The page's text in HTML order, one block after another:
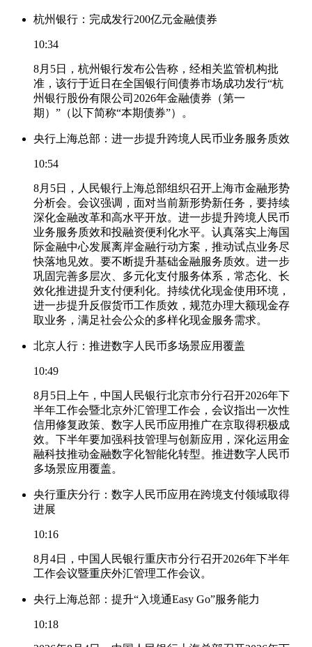
杭州银行：完成发行200亿元金融债券
10:34
8月5日，杭州银行发布公告称，经相关监管机构批
准，该行于近日在全国银行间债券市场成功发行“杭
州银行股份有限公司2026年金融债券（第一
期）”（以下简称“本期债券”）。
央行上海总部：进一步提升跨境人民币业务服务质效
10:54
8月5日，人民银行上海总部组织召开上海市金融形势
分析会。会议强调，面对当前新形势新任务，要持续
深化金融改革和高水平开放。进一步提升跨境人民币
业务服务质效和投融资便利化水平。认真落实上海国
际金融中心发展离岸金融行动方案，推动试点业务尽
快落地见效。要不断提升基础金融服务质效。进一步
巩固完善多层次、多元化支付服务体系，常态化、长
效化推进提升支付便利化。持续优化现金使用环境，
进一步提升反假货币工作质效，规范办理大额现金存
取业务，满足社会公众的多样化现金服务需求。
北京人行：推进数字人民币多场景应用覆盖
10:49
8月5日上午，中国人民银行北京市分行召开2026年下
半年工作会暨北京外汇管理工作会，会议指出一次性
信用修复政策、数字人民币应用推广在京取得积极成
效。下半年要加强科技管理与创新应用，深化运用金
融科技推动金融数字化智能化转型。推进数字人民币
多场景应用覆盖。
央行重庆分行：数字人民币应用在跨境支付领域取得
进展
10:16
8月4日，中国人民银行重庆市分行召开2026年下半年
工作会议暨重庆外汇管理工作会议。
央行上海总部：提升“入境通Easy Go”服务能力
10:18